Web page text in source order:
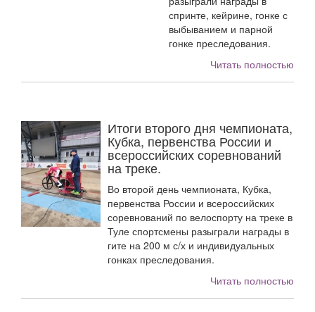
спринте, кейрине, гонке с
выбыванием и парной
гонке преследования.
Читать полностью
Итоги второго дня чемпионата,
Кубка, первенства России и
всероссийских соревнований
на треке.
Во второй день чемпионата, Кубка,
первенства России и всероссийских
соревнований по велоспорту на треке в
Туле спортсмены разыграли награды в
гите на 200 м с/х и индивидуальных
гонках преследования.
Читать полностью